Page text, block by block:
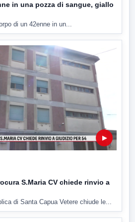
in una pozza di sangue, giallo
di un 42enne in un...
▶
S.Maria CV chiede rinvio a
di Santa Capua Vetere chiude le...